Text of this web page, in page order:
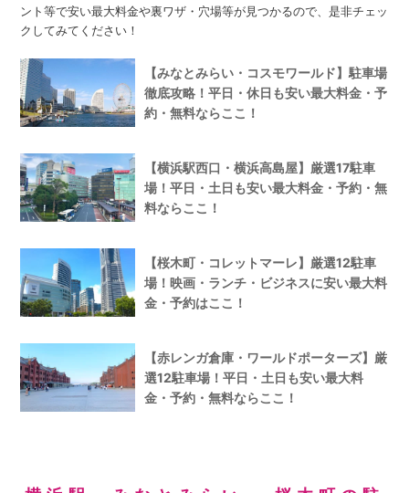
横浜駅東口・そごう横浜 横浜ランドマークタワー
ント等で安い最大料金や裏ワザ・穴場等が見つかるので、是非チェッ
クしてみてください！
【みなとみらい・コスモワールド】駐車場
徹底攻略！平日・休日も安い最大料金・予
約・無料ならここ！
【横浜駅西口・横浜高島屋】厳選17駐車
場！平日・土日も安い最大料金・予約・無
料ならここ！
【桜木町・コレットマーレ】厳選12駐車
場！映画・ランチ・ビジネスに安い最大料
金・予約はここ！
【赤レンガ倉庫・ワールドポーターズ】厳
選12駐車場！平日・土日も安い最大料
金・予約・無料ならここ！